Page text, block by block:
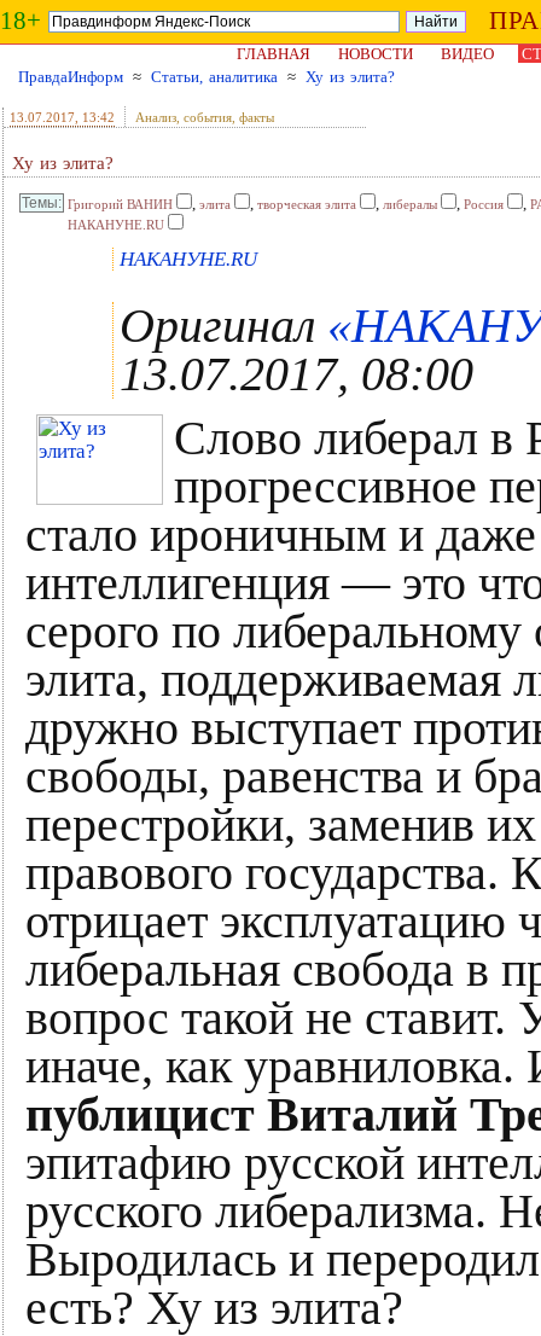
18+
ГЛАВНАЯ НОВОСТИ ВИДЕО
ПравдаИнформ ≈ Статьи, аналитика ≈ Ху из элита?
13.07.2017 , 13:42 Анализ, события, факты
Ху из элита?
Григорий ВАНИН , элита , творческая элита , либералы , Россия ,
НАКАНУНЕ.RU
НАКАНУНЕ.RU
Оригинал
13.07.2017, 08:00
Слово либерал в
прогрессивное
стало ироничным и
интеллигенция — это
серого по
элита, поддерживаемая
дружно выступает
свободы, равенства и
перестройки, заменив
правового государства.
отрицает эксплуатацию
либеральная свобода в
вопрос такой не
иначе, как
публицист Виталий
эпитафию русской
русского либерализма.
Выродилась и
есть? Ху из элита?